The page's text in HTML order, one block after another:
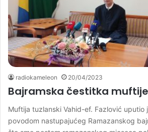
radiokameleon 20/04/2023
Bajramska čestitka
Muftija tuzlanski Vahid-ef. Fazlović uputio
povodom nastupajućeg Ramazanskog